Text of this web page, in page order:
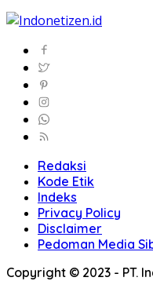
Redaksi
Kode Etik
Indeks
Privacy Policy
Disclaimer
Pedoman Media
Copyright © 2023 - PT.